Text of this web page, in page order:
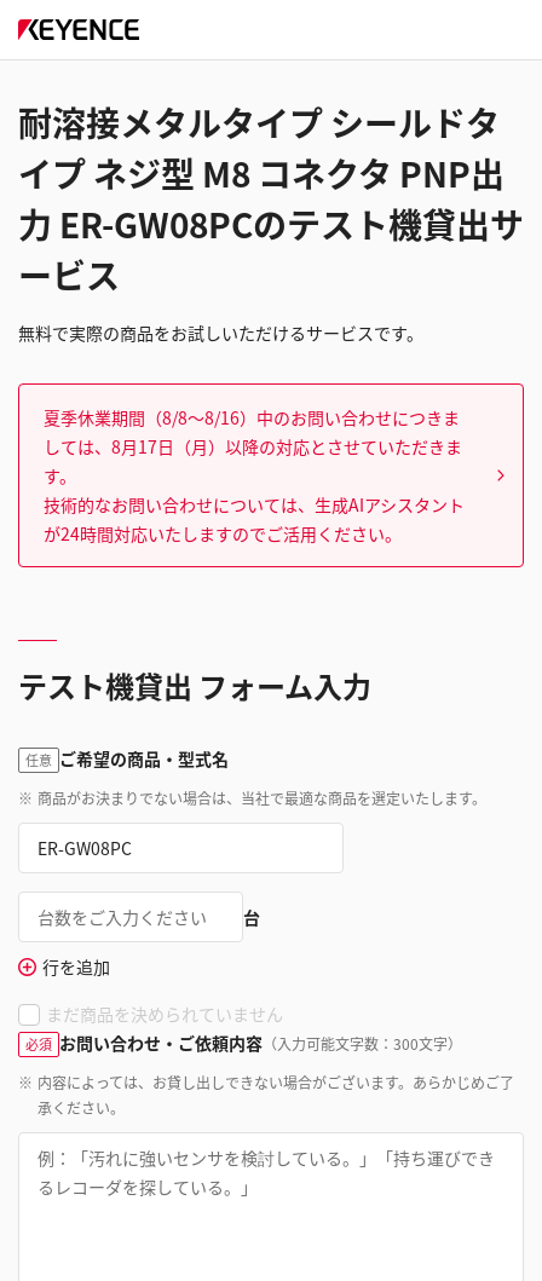
耐溶接メタルタイプ シールドタ
イプ ネジ型 M8 コネクタ PNP出
力 ER-GW08PCのテスト機貸出サ
ービス
無料で実際の商品をお試しいただけるサービスです。
夏季休業期間（8/8～8/16）中のお問い合わせにつきま
しては、8月17日（月）以降の対応とさせていただきま
す。
技術的なお問い合わせについては、生成AIアシスタント
が24時間対応いたしますのでご活用ください。
テスト機貸出 フォーム入力
任意 ご希望の商品・型式名
※ 商品がお決まりでない場合は、当社で最適な商品を選定いたします。
台
行を追加
まだ商品を決められていません
必須 お問い合わせ・ご依頼内容 （入力可能文字数：300文字）
※ 内容によっては、お貸し出しできない場合がございます。あらかじめご了
承ください。